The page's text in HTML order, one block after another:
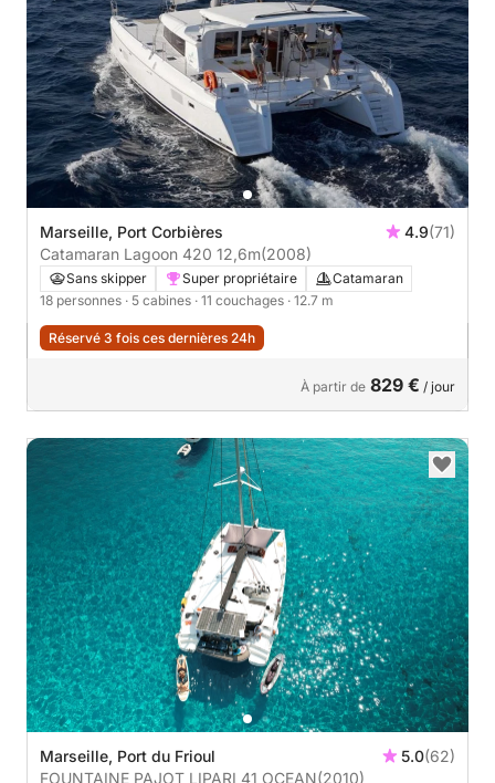
Marseille, Port Corbières 4.9(71)
Catamaran Lagoon 420 12,6m(2008)
Sans skipper Super propriétaire
Catamaran
18 personnes · 5 cabines · 11 couchages · 12.7 m
Réservé 3 fois ces dernières 24h
À partir de 829 € / jour
Marseille, Port du Frioul 5.0(62)
FOUNTAINE PAJOT LIPARI 41 OCEAN(2010)